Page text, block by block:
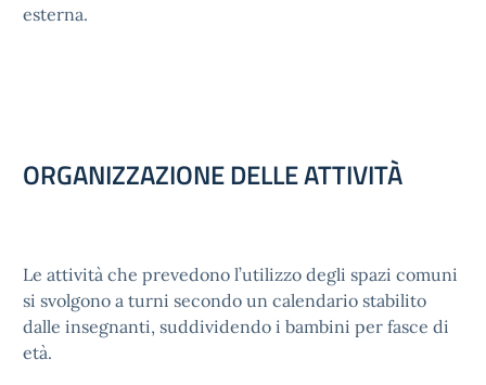
esterna.
ORGANIZZAZIONE DELLE ATTIVITÀ
Le attività che prevedono l’utilizzo degli spazi comuni
si svolgono a turni secondo un calendario stabilito
dalle insegnanti, suddividendo i bambini per fasce di
età.